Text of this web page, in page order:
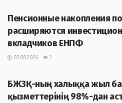
Пенсионные накопления
расширяются
вкладчиков ЕНПФ
07.08.2026
2
БЖЗҚ-ның халыққа жыл
қызметтерінің 98%-дан